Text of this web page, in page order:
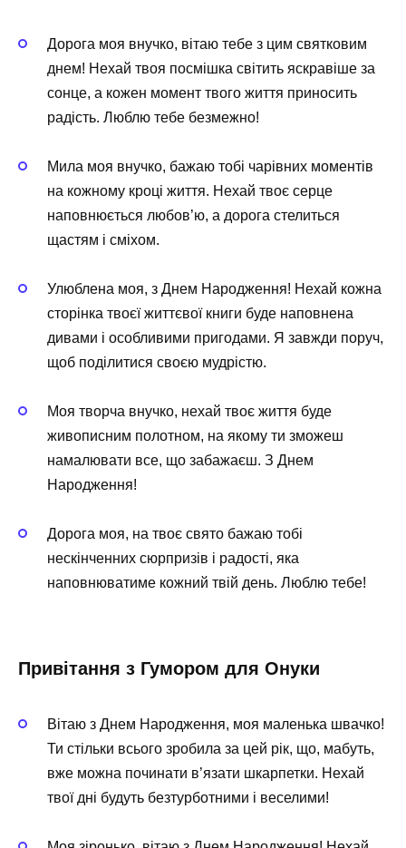
Дорога моя внучко, вітаю тебе з цим святковим
днем! Нехай твоя посмішка світить яскравіше за
сонце, а кожен момент твого життя приносить
радість. Люблю тебе безмежно!
Мила моя внучко, бажаю тобі чарівних моментів
на кожному кроці життя. Нехай твоє серце
наповнюється любов’ю, а дорога стелиться
щастям і сміхом.
Улюблена моя, з Днем Народження! Нехай кожна
сторінка твоєї життєвої книги буде наповнена
дивами і особливими пригодами. Я завжди поруч,
щоб поділитися своєю мудрістю.
Моя творча внучко, нехай твоє життя буде
живописним полотном, на якому ти зможеш
намалювати все, що забажаєш. З Днем
Народження!
Дорога моя, на твоє свято бажаю тобі
нескінченних сюрпризів і радості, яка
наповнюватиме кожний твій день. Люблю тебе!
Привітання з Гумором для Онуки
Вітаю з Днем Народження, моя маленька швачко!
Ти стільки всього зробила за цей рік, що, мабуть,
вже можна починати в’язати шкарпетки. Нехай
твої дні будуть безтурботними і веселими!